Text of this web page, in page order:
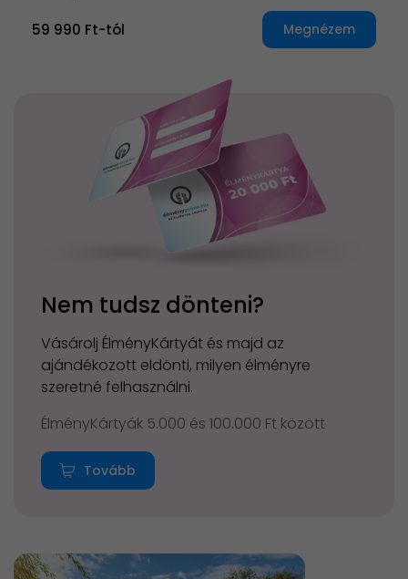
59 990 Ft-tól Megnézem
Nem tudsz dönteni?
Vásárolj ÉlményKártyát és majd az
ajándékozott eldönti, milyen élményre
szeretné felhasználni.
ÉlményKártyák 5.000 és 100.000 Ft között
Tovább